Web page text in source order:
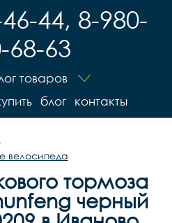
44, 8-980-
68-63
товаров
контакты
блог
велосипеда
тормоза
черный